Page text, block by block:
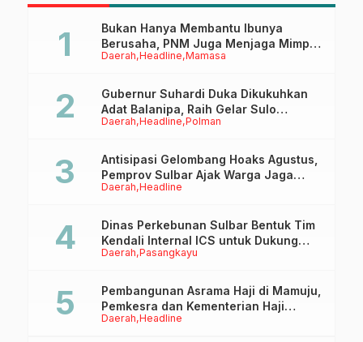
Daerah Headline Mamasa
Bukan Hanya Membantu Ibunya
Berusaha, PNM Juga Menjaga Mimpi
Anaknya Untuk Menggapai Cita-Cita
Daerah Headline Polman
Gubernur Suhardi Duka Dikukuhkan
Adat Balanipa, Raih Gelar Sulo
Tappidena
Daerah Headline
Antisipasi Gelombang Hoaks Agustus,
Pemprov Sulbar Ajak Warga Jaga
Ruang Digital
Daerah Pasangkayu
Dinas Perkebunan Sulbar Bentuk Tim
Kendali Internal ICS untuk Dukung
Sertifikasi ISPO Pekebun di
Daerah Headline
Pembangunan Asrama Haji di Mamuju,
Pemkesra dan Kementerian Haji
Sulbar Tinjau Lokasi